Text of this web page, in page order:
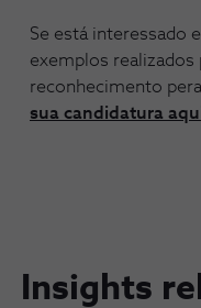
Se está interessado
exemplos realizados
reconhecimento
sua candidatura
Insights